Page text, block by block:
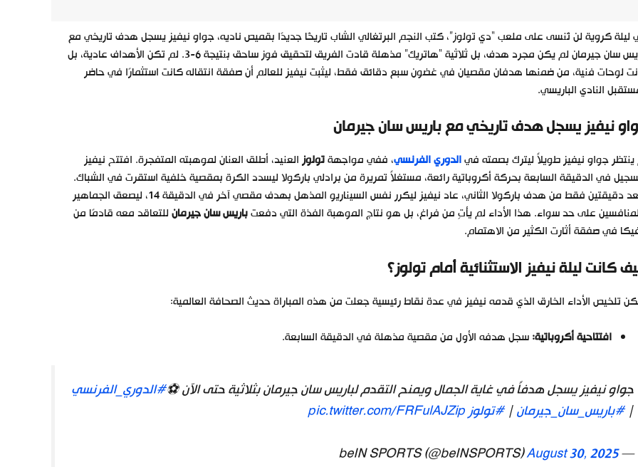
ليلة كروية لن تُنسى على ملعب “دي تولوز”، كتب النجم البرتغالي الشاب تاريخًا جديدًا بقميص ناديه، جواو نيفيز يسجل هدف تاريخي مع
باريس سان جيرمان لم يكن مجرد هدف، بل ثلاثية “هاتريك” مذهلة قادت الفريق لتحقيق فوز ساحق بنتيجة 6-3. لم تكن الأهداف عادية، بل
لوحات فنية، من ضمنها هدفان مقصيان في غضون سبع دقائق فقط، ليثبت نيفيز للعالم أن صفقة انتقاله كانت استثمارًا في حاضر
النادي الباريسي.
نيفيز يسجل هدف تاريخي مع باريس سان جيرمان
جواو نيفيز طويلاً ليترك بصمته فيالدوري الفرنسي، ففي مواجهةتولوزالعنيد، أطلق العنان لموهبته المتفجرة. افتتح نيفيز
في الدقيقة السابعة بحركة أكروباتية رائعة، مستغلاً تمريرة من برادلي باركولا ليسدد الكرة بمقصية خلفية استقرت في الشباك.
وبعد دقيقتين فقط من هدف باركولا الثاني، عاد نيفيز ليكرر نفس السيناريو المذهل بهدف مقصي آخر في الدقيقة 14، ليصعق الجماهير
على حد سواء. هذا الأداء لم يأتِ من فراغ، بل هو نتاج الموهبة الفذة التي دفعتباريس سان جيرمانللتعاقد معه قادمًا من
في صفقة أثارت الكثير من الاهتمام.
كانت ليلة نيفيز الاستثنائية أمام تولوز؟
تلخيص الأداء الخارق الذي قدمه نيفيز في عدة نقاط رئيسية جعلت من هذه المباراة حديث الصحافة العالمية:
افتتاحية أكروباتية:سجل هدفه الأول من مقصية مذهلة في الدقيقة السابعة.
جواو نيفيز يسجل هدفاً في غاية الجمال ويمنح التقدم لباريس سان جيرمان بثلاثية حتى الآن ⚽️#الدوري_الفرنسي
|#باريس_سان_جيرمان|#تولوزpic.twitter.com/FRFulAJZip
— beIN SPORTS (@beINSPORTS)
August 30, 2025